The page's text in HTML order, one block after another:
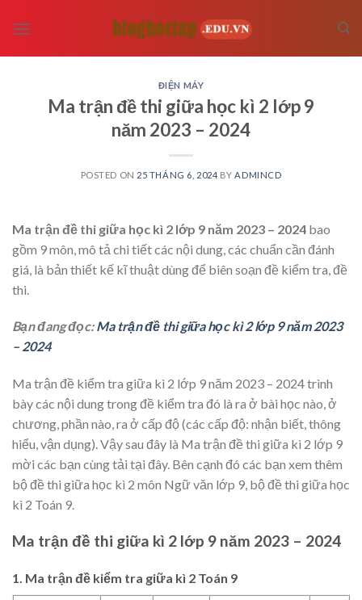
ĐIỆN MÁY
Ma trận đề thi giữa học kì 2 lớp 9
năm 2023 – 2024
POSTED ON 25 THÁNG 6, 2024 BY ADMINCD
Ma trận đề thi giữa học kì 2 lớp 9 năm 2023 – 2024 bao
gồm 9 môn, mô tả chi tiết các nội dung, các chuẩn cần đánh
giá, là bản thiết kế kĩ thuật dùng để biên soạn đề kiểm tra, đề
thi.
Bạn đang đọc:Ma trận đề thi giữa học kì 2 lớp 9 năm 2023
– 2024
Ma trận đề kiểm tra giữa kì 2 lớp 9 năm 2023 – 2024 trình
bày các nội dung trong đề kiểm tra đó là ra ở bài học nào, ở
chương, phần nào, ra ở cấp độ (các cấp độ: nhận biết, thông
hiểu, vận dụng). Vậy sau đây là Ma trận đề thi giữa kì 2 lớp 9
mời các bạn cùng tải tại đây. Bên cạnh đó các bạn xem thêm
bộ đề thi giữa học kì 2 môn Ngữ văn lớp 9, bộ đề thi giữa học
kì 2 Toán 9.
Ma trận đề thi giữa kì 2 lớp 9 năm 2023 – 2024
1. Ma trận đề kiểm tra giữa kì 2 Toán 9